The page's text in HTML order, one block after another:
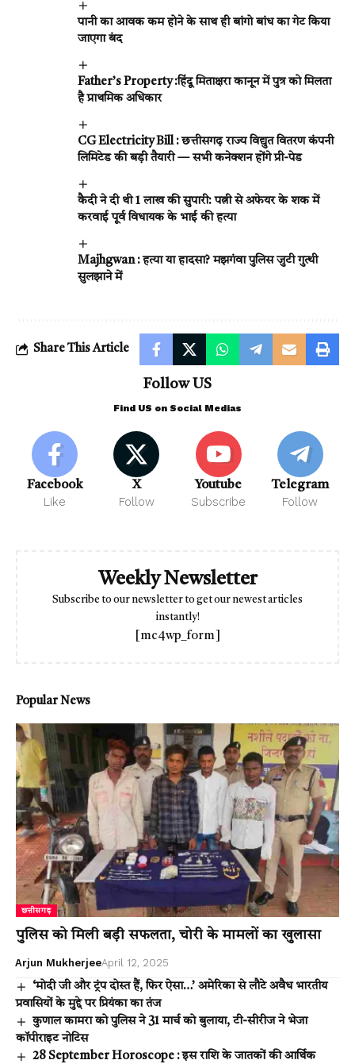
पानी का आवक कम होने के साथ ही बांगो बांध का गेट किया
जाएगा बंद
Father’s Property :हिंदू मिताक्षरा कानून में पुत्र को मिलता
है प्राथमिक अधिकार
CG Electricity Bill : छत्तीसगढ़ राज्य विद्युत वितरण कंपनी
लिमिटेड की बड़ी तैयारी — सभी कनेक्शन होंगे प्री-पेड
कैदी ने दी थी 1 लाख की सुपारी: पत्नी से अफेयर के शक में
करवाई पूर्व विधायक के भाई की हत्या
Majhgwan : हत्या या हादसा? मझगंवा पुलिस जुटी गुत्थी
सुलझाने में
Share This Article
Follow US
Find US on Social Medias
Facebook
Like
X
Follow
Youtube
Subscribe
Telegram
Follow
Weekly Newsletter
Subscribe to our newsletter to get our newest articles
instantly!
[mc4wp_form]
Popular News
छत्तीसगढ़
पुलिस को मिली बड़ी सफलता, चोरी के मामलों का खुलासा
Arjun MukherjeeApril 12, 2025
‘मोदी जी और ट्रंप दोस्त हैं, फिर ऐसा…’ अमेरिका से लौटे अवैध भारतीय
प्रवासियों के मुद्दे पर प्रियंका का तंज
कुणाल कामरा को पुलिस ने 31 मार्च को बुलाया, टी-सीरीज ने भेजा
कॉपीराइट नोटिस
28 September Horoscope : इस राशि के जातकों की आर्थिक